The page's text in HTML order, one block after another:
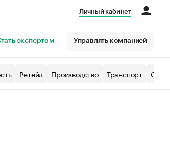
Личный кабинет
экспертом Управлять компанией
Ретейл Производство Транспорт